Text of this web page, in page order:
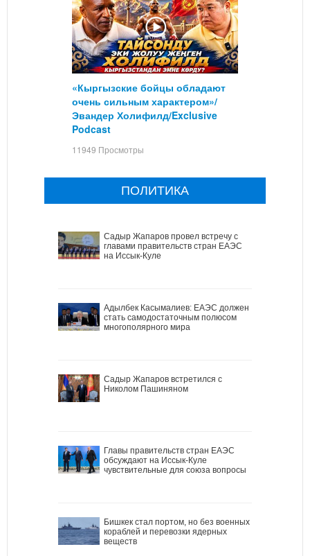
«Кыргызские бойцы обладают
очень сильным характером»/
Эвандер Холифилд/Exclusive
Podcast
11949 Просмотры
ПОЛИТИКА
Садыр Жапаров провел встречу с
главами правительств стран ЕАЭС
на Иссык-Куле
Адылбек Касымалиев: ЕАЭС должен
стать самодостаточным полюсом
многополярного мира
Садыр Жапаров встретился с
Николом Пашиняном
Главы правительств стран ЕАЭС
обсуждают на Иссык-Куле
чувствительные для союза вопросы
Бишкек стал портом, но без военных
кораблей и перевозки ядерных
веществ